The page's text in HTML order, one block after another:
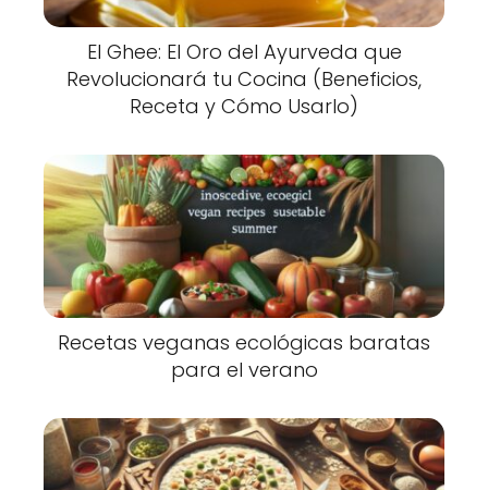
El Ghee: El Oro del Ayurveda que
Revolucionará tu Cocina (Beneficios,
Receta y Cómo Usarlo)
Recetas veganas ecológicas baratas
para el verano